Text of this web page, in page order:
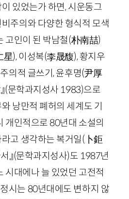
있었는가 하면, 시운동그
주의와 다양한 형식적 모색
고인이 된 박남철(朴南喆)
星), 이성복(李晟馥), 황지우
의적 글쓰기, 윤후명(尹厚
(문학과지성사 1983)으로
낭만적 폐허의 세계도 기
개인적으로 80년대 소설의
고 생각하는 복거일( 卜鉅
』(문학과지성사)도 1987년
시대에나 늘 있었던 고전적
시는 80년대에도 변하지 않